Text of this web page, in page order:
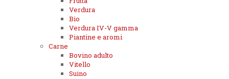
Verdura
Bio
Verdura IV-V gamma
Piantine e aromi
Carne
Bovino adulto
Vitello
Suino